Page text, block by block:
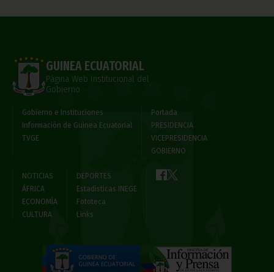
GUINEA ECUATORIAL
Página Web Institucional del
Gobierno
Gobierno e Instituciones
Información de Guinea Ecuatorial
TVGE
Portada
PRESIDENCIA
VICEPRESIDENCIA
GOBIERNO
NOTICIAS
ÁFRICA
ECONOMÍA
CULTURA
DEPORTES
Estadísticas INEGE
Fototeca
Links